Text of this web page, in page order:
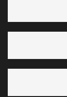
Heb je een
6 dagen